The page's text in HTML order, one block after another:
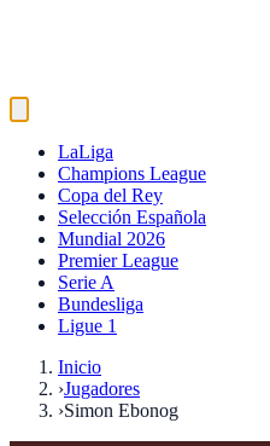
LaLiga
Champions League
Copa del Rey
Selección Española
Mundial 2026
Premier League
Serie A
Bundesliga
Ligue 1
Inicio
›Jugadores
›Simon Ebonog